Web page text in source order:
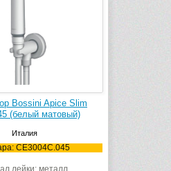
Bossini Apice Slim
(белый матовый)
Италия
CE3004C.045